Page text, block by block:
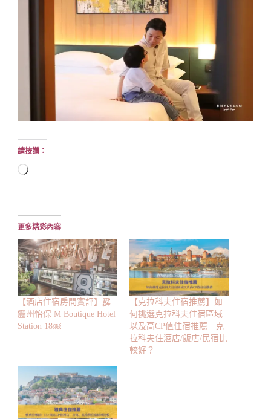
請按讚：
正
入...
更多精彩內容
【酒店住宿房間實評】霹
靂州怡保 M Boutique Hotel
Station 18￼
【克拉科夫住宿推薦】如
何挑選克拉科夫住宿區域
以及高CP值住宿推薦 · 克
拉科夫住酒店/飯店/民宿比
較好？